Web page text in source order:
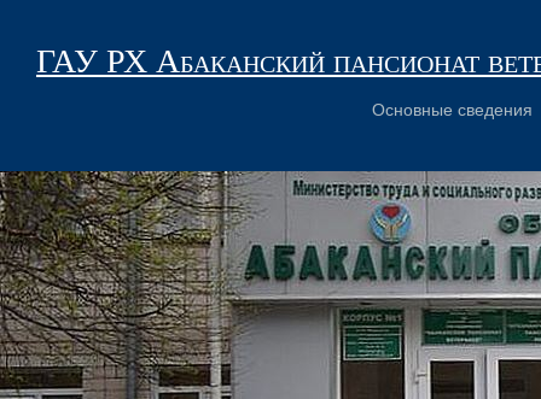
ГАУ РХ Абаканский пансионат
Основные сведения